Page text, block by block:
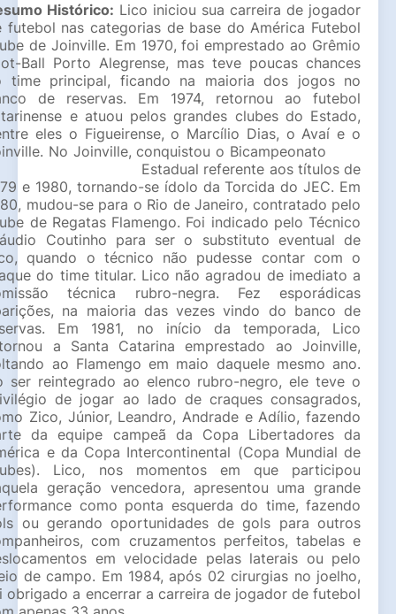
Histórico: Lico iniciou sua carreira de jogador
futebol nas categorias de base do América Futebol
de Joinville. Em 1970, foi emprestado ao Grêmio
Ball Porto Alegrense, mas teve poucas chances
time principal, ficando na maioria dos jogos no
de reservas. Em 1974, retornou ao futebol
e atuou pelos grandes clubes do Estado,
eles o Figueirense, o Marcílio Dias, o Avaí e o
No Joinville, conquistou o Bicampeonato
referente aos títulos de
e 1980, tornando-se ídolo da Torcida do JEC. Em
mudou-se para o Rio de Janeiro, contratado pelo
de Regatas Flamengo. Foi indicado pelo Técnico
Coutinho para ser o substituto eventual de
quando o técnico não pudesse contar com o
do time titular. Lico não agradou de imediato a
técnica rubro-negra. Fez esporádicas
na maioria das vezes vindo do banco de
Em 1981, no início da temporada, Lico
a Santa Catarina emprestado ao Joinville,
ao Flamengo em maio daquele mesmo ano.
ser reintegrado ao elenco rubro-negro, ele teve o
de jogar ao lado de craques consagrados,
Zico, Júnior, Leandro, Andrade e Adílio, fazendo
da equipe campeã da Copa Libertadores da
e da Copa Intercontinental (Copa Mundial de
Lico, nos momentos em que participou
geração vencedora, apresentou uma grande
como ponta esquerda do time, fazendo
ou gerando oportunidades de gols para outros
com cruzamentos perfeitos, tabelas e
em velocidade pelas laterais ou pelo
de campo. Em 1984, após 02 cirurgias no joelho,
obrigado a encerrar a carreira de jogador de futebol